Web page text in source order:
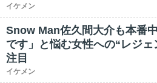
イケメン
Snow Man佐久間大介も本番
です」と悩む女性への“レジ
注目
イケメン